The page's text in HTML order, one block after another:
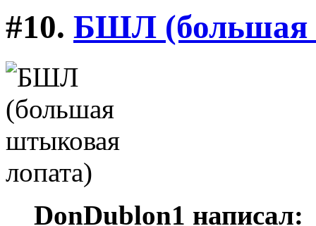
#10. БШЛ (большая
DonDublon1 написал: